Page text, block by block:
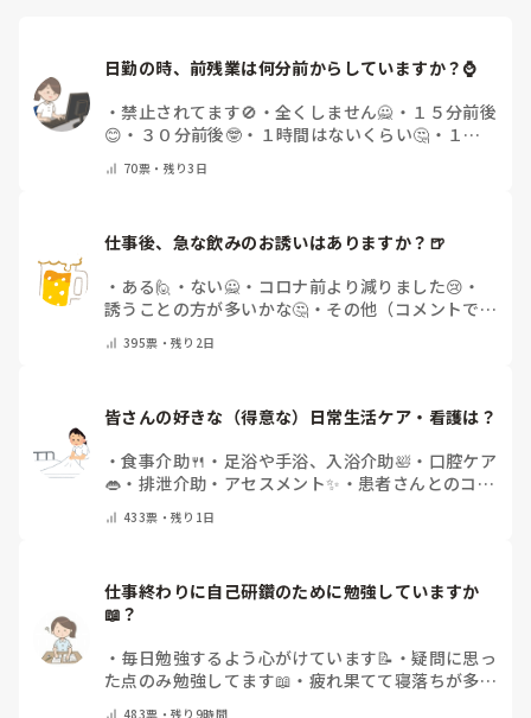
日勤の時、前残業は何分前からしていますか？⌚
・禁止されてます🚫 ・ 全くしません🙅 ・ １５分前後
😊 ・ ３０分前後🤓 ・ １時間はないくらい🤔 ・ １時
70票・ 残り3日
仕事後、急な飲みのお誘いはありますか？🍺
・ ある🙋 ・ ない🙅 ・ コロナ前より減りました😢 ・
誘うことの方が多いかな🤔 ・ その他（コメントで教
395票・残り2日
皆さんの好きな（得意な）日常生活ケア・看護は？
・食事介助🍴 ・ 足浴や手浴、入浴介助🛀 ・ 口腔ケア
👄 ・ 排泄介助・アセスメント✨ ・ 患者さんとのコミ
で教えてください）
433票・残り1日
仕事終わりに自己研鑽のために勉強していますか
📖？
・ 毎日勉強するよう心がけています📝 ・疑問に思っ
た点のみ勉強してます📖 ・ 疲れ果てて寝落ちが多い
483票・残り9時間